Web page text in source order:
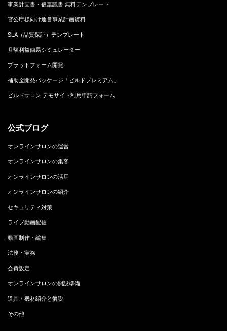
事業計画書・仮稟議書 無料テンプレート
官公庁様向け運営事業計画資料
SLA（品質保証）テンプレート
月額利益簡易シミュレーター
プラットフォーム開発
補助金開発パッケージ「ビルドプレミアム」
ビルドサロン デモサイト利用申請フォーム
公式ブログ
オンラインサロンの運営
オンラインサロンの集客
オンラインサロンの活用
オンラインサロンの紹介
セキュリティ対策
ライブ動画配信
動画制作・編集
法務・実務
会費設定
オンラインサロンの開設準備
道具・機材紹介と解説
その他